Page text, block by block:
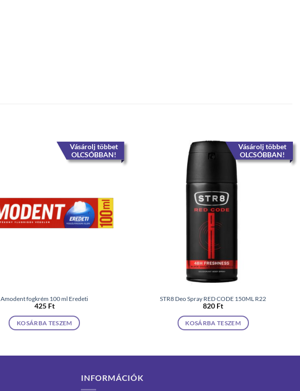
Vásárolj többet
OLCSÓBBAN!
Amodent fogkrém 100 ml Eredeti
425 Ft
KOSÁRBA TESZEM
Vásárolj többet
OLCSÓBBAN!
STR8 Deo Spray RED CODE 150ML R22
820 Ft
KOSÁRBA TESZEM
INFORMÁCIÓK